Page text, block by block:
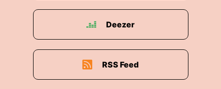
Deezer
RSS Feed